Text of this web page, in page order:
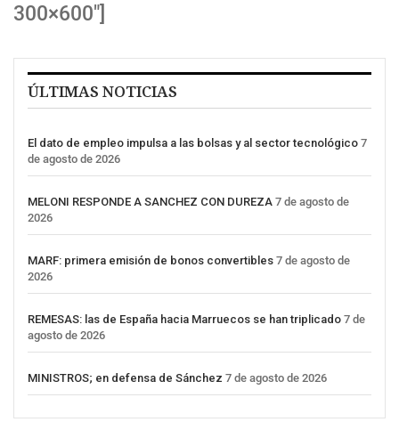
300×600″]
ÚLTIMAS NOTICIAS
El dato de empleo impulsa a las bolsas y al sector tecnológico 7
de agosto de 2026
MELONI RESPONDE A SANCHEZ CON DUREZA 7 de agosto de
2026
MARF: primera emisión de bonos convertibles 7 de agosto de
2026
REMESAS: las de España hacia Marruecos se han triplicado 7 de
agosto de 2026
MINISTROS; en defensa de Sánchez 7 de agosto de 2026